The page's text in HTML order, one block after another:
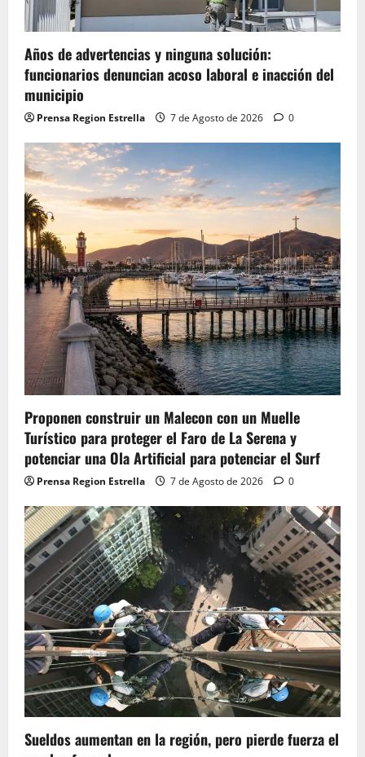
Años de advertencias y ninguna solución:
funcionarios denuncian acoso laboral e inacción del
municipio
Prensa Region Estrella 7 de Agosto de 2026 0
Proponen construir un Malecon con un Muelle
Turístico para proteger el Faro de La Serena y
potenciar una Ola Artificial para potenciar el Surf
Prensa Region Estrella 7 de Agosto de 2026 0
Sueldos aumentan en la región, pero pierde fuerza el